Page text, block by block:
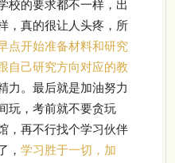
校的要求都不一样，出
，真的很让人头疼，所
点开始准备材料和研究
自己研究方向对应的教
力。最后就是加油努力
玩，考前就不要贪玩
，再不行找个学习伙伴
，学习胜于一切，加